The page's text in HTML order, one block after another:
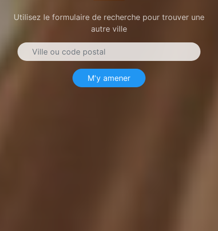
Utilisez le formulaire de recherche pour trouver une
autre ville
M'y amener